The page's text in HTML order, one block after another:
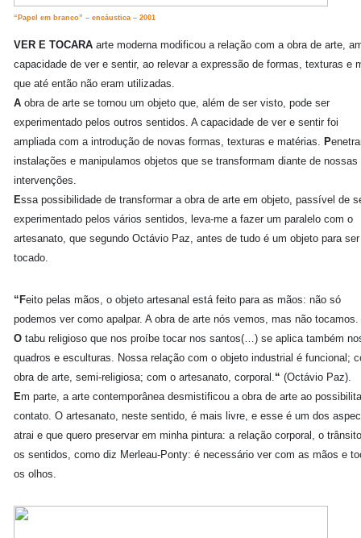
“Papel em branco” – encáustica – 2001
VER E TOCARA arte moderna modificou a relação com a obra de arte,
capacidade de ver e sentir, ao relevar a expressão de formas, texturas e
que até então não eram utilizadas.
A obra de arte se tornou um objeto que, além de ser visto, pode ser
experimentado pelos outros sentidos. A capacidade de ver e sentir foi
ampliada com a introdução de novas formas, texturas e matérias. P
instalações e manipulamos objetos que se transformam diante de nossas
intervenções.
Essa possibilidade de transformar a obra de arte em objeto, passível de
experimentado pelos vários sentidos, leva-me a fazer um paralelo com o
artesanato, que segundo Octávio Paz, antes de tudo é um objeto para
tocado.
“Feito pelas mãos, o objeto artesanal está feito para as mãos: não só
podemos ver como apalpar. A obra de arte nós vemos, mas não tocamos.
O tabu religioso que nos proíbe tocar nos santos(…) se aplica também
quadros e esculturas. Nossa relação com o objeto industrial é funcional;
obra de arte, semi-religiosa; com o artesanato, corporal.“ (Octávio Paz).
Em parte, a arte contemporânea desmistificou a obra de arte ao
contato. O artesanato, neste sentido, é mais livre, e esse é um dos
atrai e que quero preservar em minha pintura: a relação corporal, o
os sentidos, como diz Merleau-Ponty: é necessário ver com as mãos e
os olhos.